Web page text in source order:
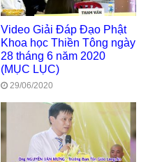
Video Giải Đáp Đạo Phật
Khoa học Thiền Tông ngày
28 tháng 6 năm 2020
(MỤC LỤC)
29/06/2020